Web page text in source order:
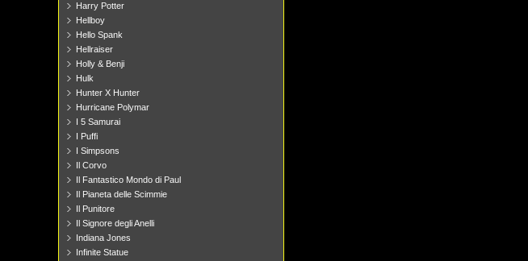
Harry Potter
Hellboy
Hello Spank
Hellraiser
Holly & Benji
Hulk
Hunter X Hunter
Hurricane Polymar
I 5 Samurai
I Puffi
I Simpsons
Il Corvo
Il Fantastico Mondo di Paul
Il Pianeta delle Scimmie
Il Punitore
Il Signore degli Anelli
Indiana Jones
Infinite Statue